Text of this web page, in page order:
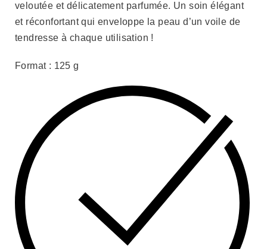
veloutée et délicatement parfumée. Un soin élégant
et réconfortant qui enveloppe la peau d’un voile de
tendresse à chaque utilisation !
Format : 125 g